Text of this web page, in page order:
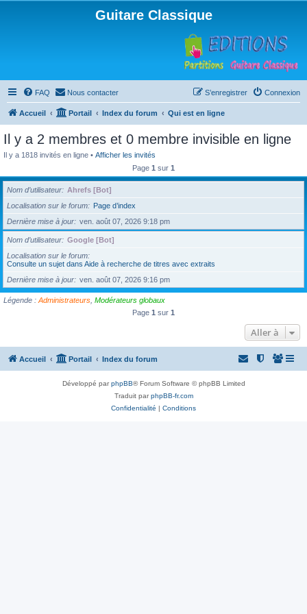
Guitare Classique
FAQ Nous contacter Connexion
S’enregistrer
Accueil Portail Index du forum Qui est en ligne
Il y a 2 membres et 0 membre invisible en ligne
Il y a 1818 invités en ligne • Afficher les invités
Page 1 sur 1
Nom d’utilisateur
Ahrefs [Bot]
Localisation sur le forum
Page d’index
Dernière mise à jour
ven. août 07, 2026 9:18 pm
Nom d’utilisateur
Google [Bot]
Localisation sur le forum
Consulte un sujet dans Aide à recherche de titres avec extraits
Dernière mise à jour
ven. août 07, 2026 9:16 pm
Légende : Administrateurs Modérateurs globaux
Page 1 sur 1
Aller à
Accueil Portail Index du forum
Développé parphpBB® Forum Software © phpBB Limited
Traduit parphpBB-fr.com
Confidentialité | Conditions